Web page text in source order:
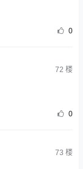
0
72 楼
0
73 楼